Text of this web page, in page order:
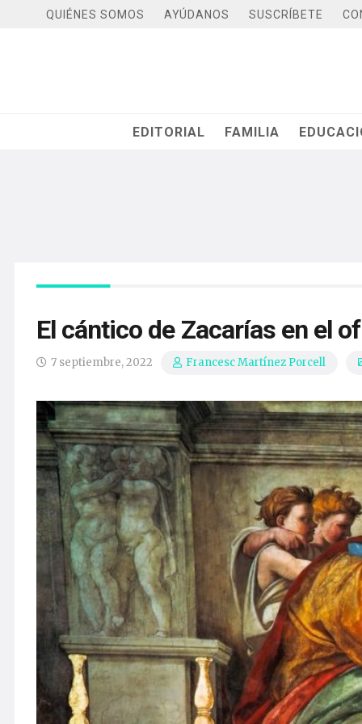
QUIÉNES SOMOS AYÚDANOS SUSCRÍBETE
EDITORIAL FAMILIA
El cántico de Zacarías en el
7 septiembre, 2022 Francesc Martínez Porcell